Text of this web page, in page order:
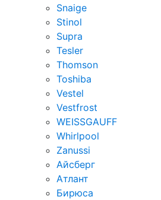
Snaige
Stinol
Supra
Tesler
Thomson
Toshiba
Vestel
Vestfrost
WEISSGAUFF
Whirlpool
Zanussi
Айсберг
Атлант
Бирюса